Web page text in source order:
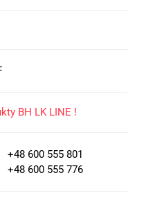
BH LK LINE !
+48 600 555 801
+48 600 555 776